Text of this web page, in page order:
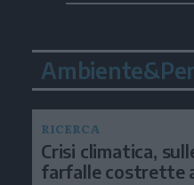
RICERCA
Crisi climatica,
farfalle costrette